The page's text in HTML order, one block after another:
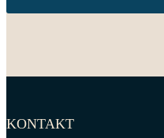
KONTAKT